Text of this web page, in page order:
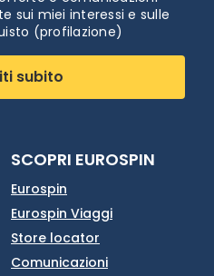
sui miei interessi e sulle
(profilazione)
subito
SCOPRI EUROSPIN
Eurospin
Eurospin Viaggi
Store locator
Comunicazioni